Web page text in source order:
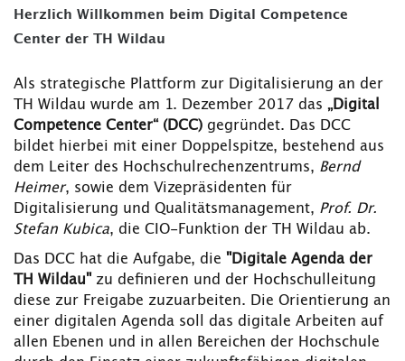
Herzlich Willkommen beim Digital Competence
Center der TH Wildau
Als strategische Plattform zur Digitalisierung an der
TH Wildau wurde am 1. Dezember 2017 das „Digital
Competence Center“ (DCC) gegründet. Das DCC
bildet hierbei mit einer Doppelspitze, bestehend aus
dem Leiter des Hochschulrechenzentrums, Bernd
Heimer, sowie dem Vizepräsidenten für
Digitalisierung und Qualitätsmanagement, Prof. Dr.
Stefan Kubica, die CIO-Funktion der TH Wildau ab.
Das DCC hat die Aufgabe, die "Digitale Agenda der
TH Wildau" zu definieren und der Hochschulleitung
diese zur Freigabe zuzuarbeiten. Die Orientierung an
einer digitalen Agenda soll das digitale Arbeiten auf
allen Ebenen und in allen Bereichen der Hochschule